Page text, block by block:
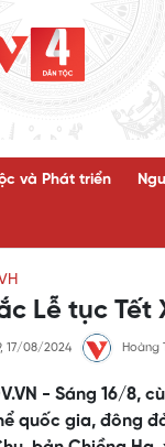
và Phát triển
Lễ tục Tết
17/08/2024 Hoàng
- Sáng 16/8,
quốc gia, đông